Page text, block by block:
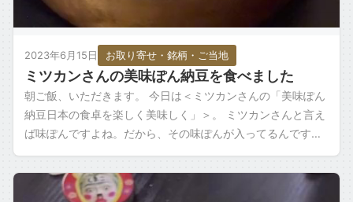
2023年6月15日 お取り寄せ・銘柄・ご当地
ミツカンさんの美味ぽん納豆を食べました
朝ご飯、いただきます。 今日は＜ミツカンさんの「美味ぽん
納豆日本の食卓を楽しく美味しく」＞。 ミツカンさんと言え
ば味ぽんですよね。だから、その味ぽんが入ってるんですか